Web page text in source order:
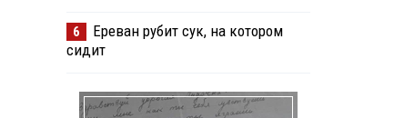
6
Ереван рубит сук, на котором
сидит